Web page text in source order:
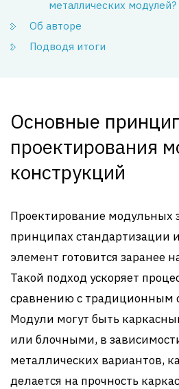
металлических модулей?
Об авторе
Подводя итоги
Основные
проектирования
конструкций
Проектирование модульных
принципах стандартизации
элемент готовится заранее
Такой подход ускоряет
сравнению с традиционным
Модули могут быть
или блочными, в
металлических вариантов,
делается на прочность